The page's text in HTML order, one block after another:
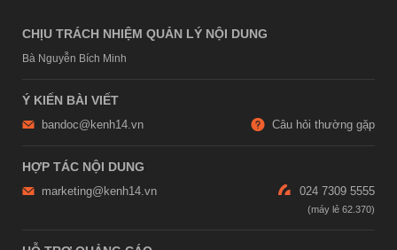
CHỊU TRÁCH NHIỆM QUẢN LÝ NỘI DUNG
Bà Nguyễn Bích Minh
Ý KIẾN BÀI VIẾT
bandoc@kenh14.vn Câu hỏi thường gặp
HỢP TÁC NỘI DUNG
marketing@kenh14.vn 024 7309 5555